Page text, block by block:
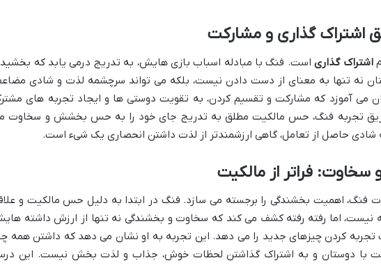
اشتراک گذاری و مشارکت
اشتراک گذاریاست. فنگ با مبادله اسباب بازی هایش، به تدریج درمی یابد که
نه تنها به معنای از دست دادن نیست، بلکه می تواند سرچشمه لذت و شادی
می آموزد که مشارکت و تقسیم کردن، به تقویت دوستی ها و ایجاد تجربه های
تجربه فنگ، حس مالکیت مطلق به تدریج جای خود را به حس بخشش و سخاوت
شادی حاصل از تعامل، گاهی ارزشمندتر از لذت داشتن انحصاری یک شیء است.
فراتر از مالکیت
فنگ، اهمیت بخشندگی را برجسته می سازد. فنگ در ابتدا به دلیل حس مالکیت و
نیست، اما رفته رفته کشف می کند که سخاوت و بخشندگی نه تنها از ارزش داشته
تجربه کردن چیزهای جدید را می دهد. این تجربه به او نشان می دهد که داشتن همه
با دوستان و به اشتراک گذاشتن لحظات خوش، جذاب و لذت بخش نیست. این